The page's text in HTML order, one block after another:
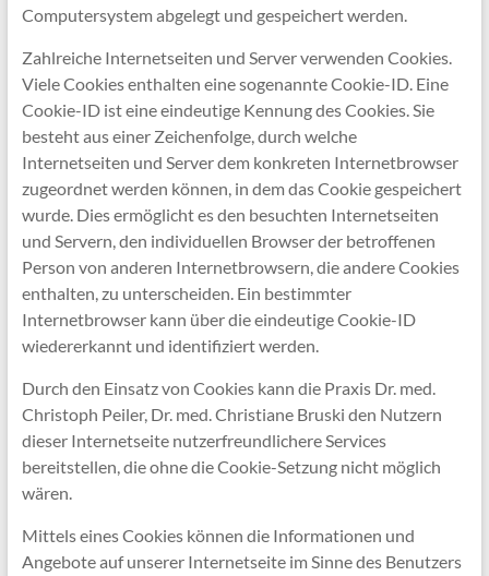
Computersystem abgelegt und gespeichert werden.
Zahlreiche Internetseiten und Server verwenden Cookies.
Viele Cookies enthalten eine sogenannte Cookie-ID. Eine
Cookie-ID ist eine eindeutige Kennung des Cookies. Sie
besteht aus einer Zeichenfolge, durch welche
Internetseiten und Server dem konkreten Internetbrowser
zugeordnet werden können, in dem das Cookie gespeichert
wurde. Dies ermöglicht es den besuchten Internetseiten
und Servern, den individuellen Browser der betroffenen
Person von anderen Internetbrowsern, die andere Cookies
enthalten, zu unterscheiden. Ein bestimmter
Internetbrowser kann über die eindeutige Cookie-ID
wiedererkannt und identifiziert werden.
Durch den Einsatz von Cookies kann die Praxis Dr. med.
Christoph Peiler, Dr. med. Christiane Bruski den Nutzern
dieser Internetseite nutzerfreundlichere Services
bereitstellen, die ohne die Cookie-Setzung nicht möglich
wären.
Mittels eines Cookies können die Informationen und
Angebote auf unserer Internetseite im Sinne des Benutzers